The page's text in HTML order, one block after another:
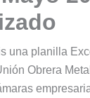
una planilla
Obrera